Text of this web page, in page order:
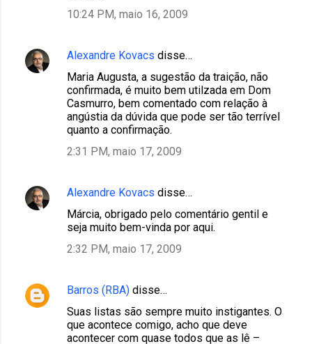
10:24 PM, maio 16, 2009
Alexandre Kovacs disse…
Maria Augusta, a sugestão da traição, não
confirmada, é muito bem utilzada em Dom
Casmurro, bem comentado com relação à
angústia da dúvida que pode ser tão terrível
quanto a confirmação.
2:31 PM, maio 17, 2009
Alexandre Kovacs disse…
Márcia, obrigado pelo comentário gentil e
seja muito bem-vinda por aqui.
2:32 PM, maio 17, 2009
Barros (RBA) disse…
Suas listas são sempre muito instigantes. O
que acontece comigo, acho que deve
acontecer com quase todos que as lê –